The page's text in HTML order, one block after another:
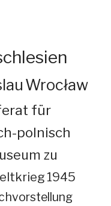
Wrocław
für
polnisch
zu
1945